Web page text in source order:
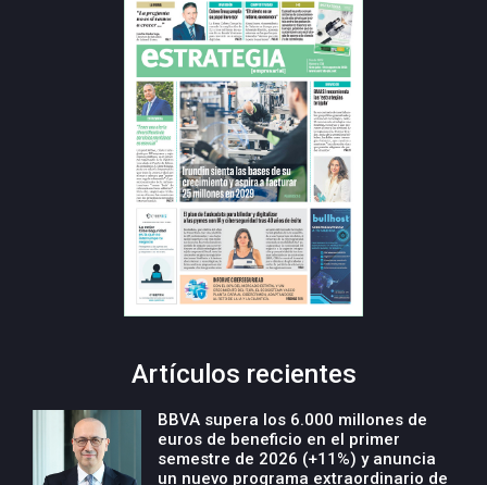
Artículos recientes
BBVA supera los 6.000 millones de
euros de beneficio en el primer
semestre de 2026 (+11%) y anuncia
un nuevo programa extraordinario de